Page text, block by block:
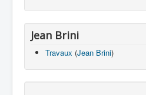
Jean Brini
Travaux (Jean Brini)